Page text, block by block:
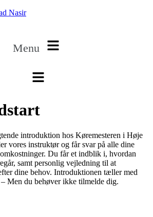
Nasir
Menu
introduktion hos Køremesteren i Høje
vores instruktør og får svar på alle dine
Du får et indblik i, hvordan
samt personlig vejledning til at
dine behov. Introduktionen tæller med
Men du behøver ikke tilmelde dig.